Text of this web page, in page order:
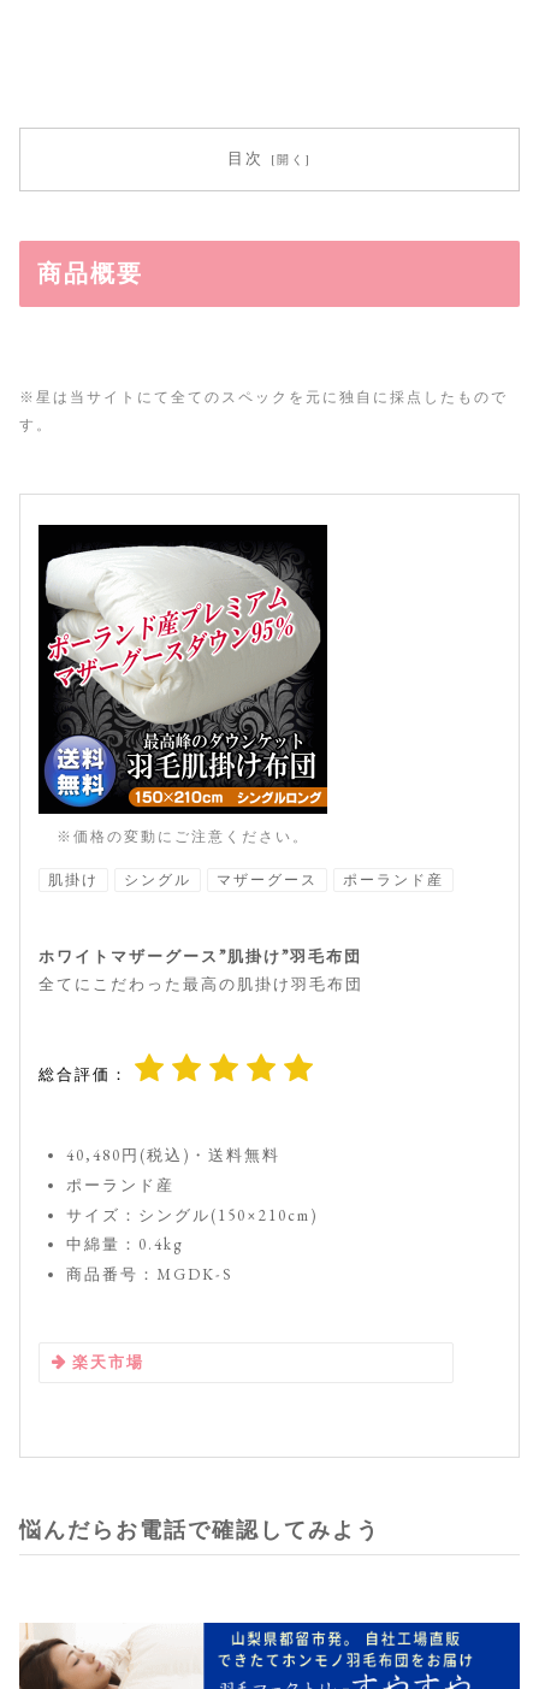
目次
商品概要
※星は当サイトにて全てのスペックを元に独自に採点したもので
す。
※価格の変動にご注意ください。
肌掛け シングル マザーグース ポーランド産
ホワイトマザーグース”肌掛け”羽毛布団
全てにこだわった最高の肌掛け羽毛布団
総合評価：
40,480円(税込)・送料無料
ポーランド産
サイズ：シングル(150×210cm)
中綿量：0.4kg
商品番号：MGDK-S
楽天市場
悩んだらお電話で確認してみよう